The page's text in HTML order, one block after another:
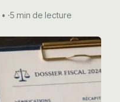
·5 min de lecture